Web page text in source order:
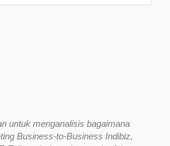
untuk menganalisis bagaimana
Business-to-Business Indibiz,